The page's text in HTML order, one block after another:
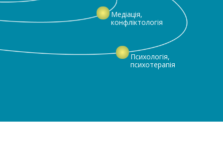
Психологія,
психотерапія
Медіація,
конфліктологія